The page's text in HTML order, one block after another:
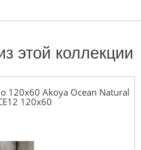
этой коллекции
120x60 Akoya Ocean Natural
120x60